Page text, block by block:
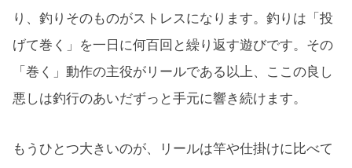
り、釣りそのものがストレスになります。釣りは「投
げて巻く」を一日に何百回と繰り返す遊びです。その
「巻く」動作の主役がリールである以上、ここの良し
悪しは釣行のあいだずっと手元に響き続けます。
もうひとつ大きいのが、リールは竿や仕掛けに比べて